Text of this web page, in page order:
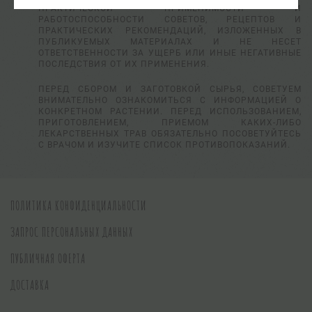
ПРАКТИЧЕСКОЙ ПРИМЕНИМОСТИ И
РАБОТОСПОСОБНОСТИ СОВЕТОВ, РЕЦЕПТОВ И
ПРАКТИЧЕСКИХ РЕКОМЕНДАЦИЙ, ИЗЛОЖЕННЫХ В
ПУБЛИКУЕМЫХ МАТЕРИАЛАХ И НЕ НЕСЕТ
ОТВЕТСТВЕННОСТИ ЗА УЩЕРБ ИЛИ ИНЫЕ НЕГАТИВНЫЕ
ПОСЛЕДСТВИЯ ОТ ИХ ПРИМЕНЕНИЯ.
ПЕРЕД СБОРОМ И ЗАГОТОВКОЙ СЫРЬЯ, СОВЕТУЕМ
ВНИМАТЕЛЬНО ОЗНАКОМИТЬСЯ С ИНФОРМАЦИЕЙ О
КОНКРЕТНОМ РАСТЕНИИ. ПЕРЕД ИСПОЛЬЗОВАНИЕМ,
ПРИГОТОВЛЕНИЕМ, ПРИЕМОМ КАКИХ-ЛИБО
ЛЕКАРСТВЕННЫХ ТРАВ ОБЯЗАТЕЛЬНО ПОСОВЕТУЙТЕСЬ
С ВРАЧОМ И ИЗУЧИТЕ СПИСОК ПРОТИВОПОКАЗАНИЙ.
ПОЛИТИКА КОНФИДЕНЦИАЛЬНОСТИ
ЗАПРОС ПЕРСОНАЛЬНЫХ ДАННЫХ
ПУБЛИЧНАЯ ОФЕРТА
ДОСТАВКА